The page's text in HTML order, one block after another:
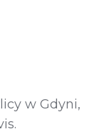
w Gdyni,